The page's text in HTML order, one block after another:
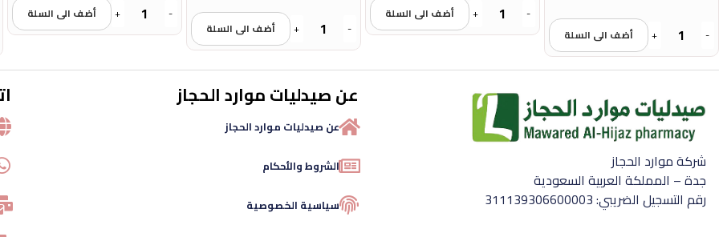
-
+ أضف الى السلة
-
+ أضف الى السلة
-
+ أضف الى السلة
-
+ أضف الى السلة
شركة موارد الحجاز
جدة – المملكة العربية السعودية
رقم التسجيل الضريبي: 311139306600003
عن صيدليات موارد الحجاز
عن صيدليات موارد الحجاز
الشروط والأحكام
سياسية الخصوصية